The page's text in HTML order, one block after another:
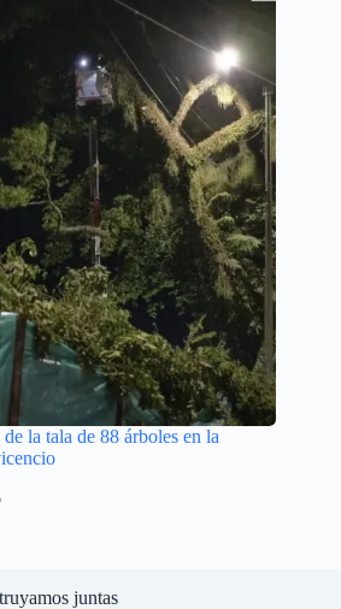
la tala de 88 árboles en la
juntas